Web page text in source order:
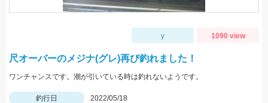
y 1090 view
尺オーバーのメジナ(グレ)再び釣れました！
ワンチャンスです。潮が引いている時は釣れないようです。
釣行日
2022/05/18